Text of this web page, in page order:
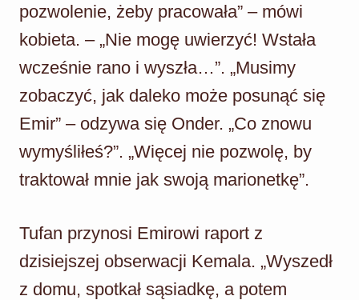
pozwolenie, żeby pracowała” – mówi
kobieta. – „Nie mogę uwierzyć! Wstała
wcześnie rano i wyszła…”. „Musimy
zobaczyć, jak daleko może posunąć się
Emir” – odzywa się Onder. „Co znowu
wymyśliłeś?”. „Więcej nie pozwolę, by
traktował mnie jak swoją marionetkę”.
Tufan przynosi Emirowi raport z
dzisiejszej obserwacji Kemala. „Wyszedł
z domu, spotkał sąsiadkę, a potem